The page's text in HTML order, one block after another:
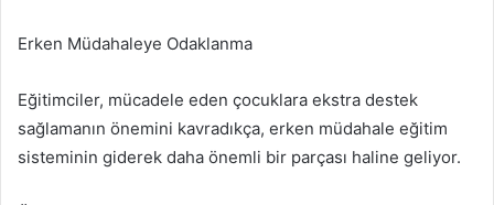
Erken Müdahaleye Odaklanma
Eğitimciler, mücadele eden çocuklara ekstra destek
sağlamanın önemini kavradıkça, erken müdahale eğitim
sisteminin giderek daha önemli bir parçası haline geliyor.